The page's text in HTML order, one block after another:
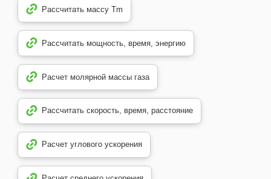
Рассчитать массу Tm
Рассчитать мощность, время, энергию
Расчет молярной массы газа
Рассчитать скорость, время, расстояние
Расчет углового ускорения